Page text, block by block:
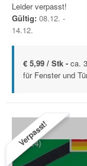
Leider verpasst!
Gültig: 08.12. -
14.12.
€ 5,99 / Stk - ca.
für Fenster und
Verpasst!